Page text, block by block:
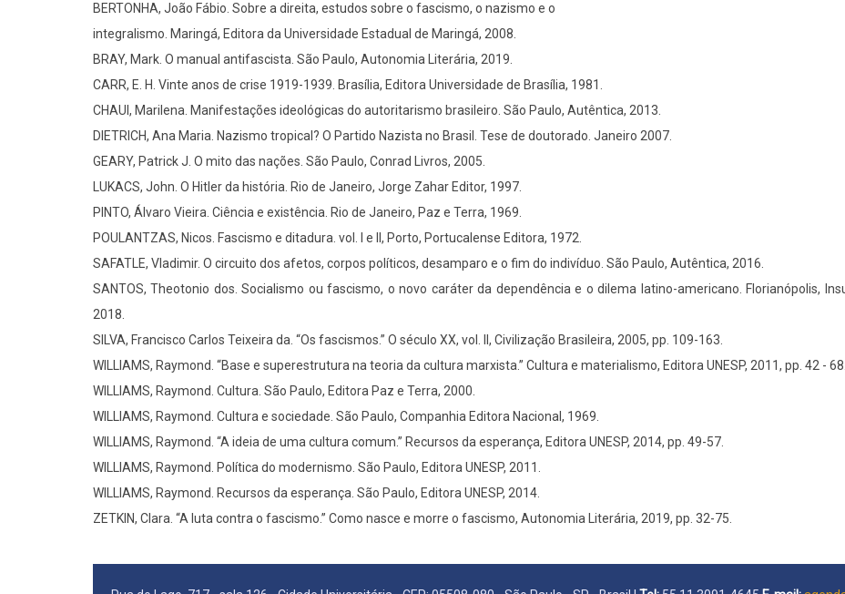
BERTONHA, João Fábio. Sobre a direita, estudos sobre o fascismo, o nazismo e o
integralismo. Maringá, Editora da Universidade Estadual de Maringá, 2008.
BRAY, Mark. O manual antifascista. São Paulo, Autonomia Literária, 2019.
CARR, E. H. Vinte anos de crise 1919-1939. Brasília, Editora Universidade de Brasília, 1981.
CHAUI, Marilena. Manifestações ideológicas do autoritarismo brasileiro. São Paulo, Autêntica, 2013.
DIETRICH, Ana Maria. Nazismo tropical? O Partido Nazista no Brasil. Tese de doutorado. Janeiro 2007.
GEARY, Patrick J. O mito das nações. São Paulo, Conrad Livros, 2005.
LUKACS, John. O Hitler da história. Rio de Janeiro, Jorge Zahar Editor, 1997.
PINTO, Álvaro Vieira. Ciência e existência. Rio de Janeiro, Paz e Terra, 1969.
POULANTZAS, Nicos. Fascismo e ditadura. vol. I e II, Porto, Portucalense Editora, 1972.
SAFATLE, Vladimir. O circuito dos afetos, corpos políticos, desamparo e o fim do indivíduo. São Paulo, Autêntica, 2016.
SANTOS, Theotonio dos. Socialismo ou fascismo, o novo caráter da dependência e o dilema latino-americano. Florianópolis,
2018.
SILVA, Francisco Carlos Teixeira da. “Os fascismos.” O século XX, vol. II, Civilização Brasileira, 2005, pp. 109-163.
WILLIAMS, Raymond. “Base e superestrutura na teoria da cultura marxista.” Cultura e materialismo, Editora UNESP, 2011, pp. 42 - 68.
WILLIAMS, Raymond. Cultura. São Paulo, Editora Paz e Terra, 2000.
WILLIAMS, Raymond. Cultura e sociedade. São Paulo, Companhia Editora Nacional, 1969.
WILLIAMS, Raymond. “A ideia de uma cultura comum.” Recursos da esperança, Editora UNESP, 2014, pp. 49-57.
WILLIAMS, Raymond. Política do modernismo. São Paulo, Editora UNESP, 2011.
WILLIAMS, Raymond. Recursos da esperança. São Paulo, Editora UNESP, 2014.
ZETKIN, Clara. “A luta contra o fascismo.” Como nasce e morre o fascismo, Autonomia Literária, 2019, pp. 32-75.